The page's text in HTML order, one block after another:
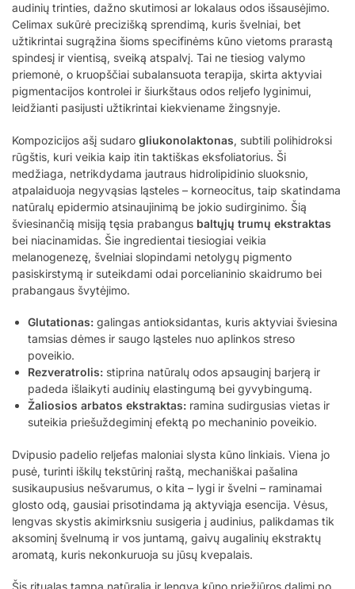
audinių trinties, dažno skutimosi ar lokalaus odos išsausėjimo.
Celimax sukūrė precizišką sprendimą, kuris švelniai, bet
užtikrintai sugrąžina šioms specifinėms kūno vietoms prarastą
spindesį ir vientisą, sveiką atspalvį. Tai ne tiesiog valymo
priemonė, o kruopščiai subalansuota terapija, skirta aktyviai
pigmentacijos kontrolei ir šiurkštaus odos reljefo lyginimui,
leidžianti pasijusti užtikrintai kiekviename žingsnyje.
Kompozicijos ašį sudaro gliukonolaktonas, subtili polihidroksi
rūgštis, kuri veikia kaip itin taktiškas eksfoliatorius. Ši
medžiaga, netrikdydama jautraus hidrolipidinio sluoksnio,
atpalaiduoja negyvąsias ląsteles – korneocitus, taip skatindama
natūralų epidermio atsinaujinimą be jokio sudirginimo. Šią
šviesinančią misiją tęsia prabangus baltųjų trumų ekstraktas
bei niacinamidas. Šie ingredientai tiesiogiai veikia
melanogenezę, švelniai slopindami netolygų pigmento
pasiskirstymą ir suteikdami odai porcelianinio skaidrumo bei
prabangaus švytėjimo.
Glutationas: galingas antioksidantas, kuris aktyviai šviesina
tamsias dėmes ir saugo ląsteles nuo aplinkos streso
poveikio.
Rezveratrolis: stiprina natūralų odos apsauginį barjerą ir
padeda išlaikyti audinių elastingumą bei gyvybingumą.
Žaliosios arbatos ekstraktas: ramina sudirgusias vietas ir
suteikia priešuždegiminį efektą po mechaninio poveikio.
Dvipusio padelio reljefas maloniai slysta kūno linkiais. Viena jo
pusė, turinti iškilų tekstūrinį raštą, mechaniškai pašalina
susikaupusius nešvarumus, o kita – lygi ir švelni – raminamai
glosto odą, gausiai prisotindama ją aktyviąja esencija. Vėsus,
lengvas skystis akimirksniu susigeria į audinius, palikdamas tik
aksominį švelnumą ir vos juntamą, gaivų augalinių ekstraktų
aromatą, kuris nekonkuruoja su jūsų kvepalais.